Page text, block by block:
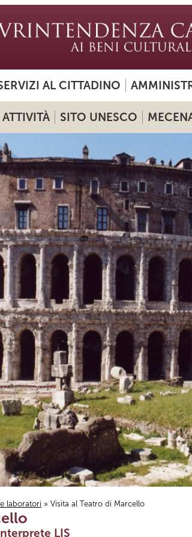
AL CITTADINO
ATTIVITÀ SITO UNESCO
laboratori » Visita al Teatro di Marcello
LIS